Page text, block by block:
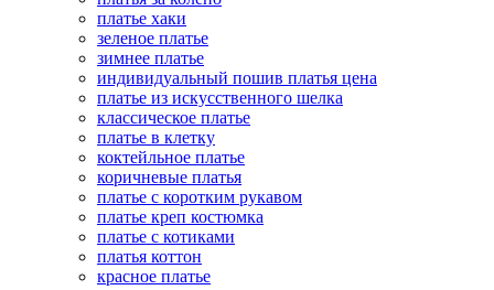
платье хаки
зеленое платье
зимнее платье
индивидуальный пошив платья цена
платье из искусственного шелка
классическое платье
платье в клетку
коктейльное платье
коричневые платья
платье с коротким рукавом
платье креп костюмка
платье с котиками
платья коттон
красное платье